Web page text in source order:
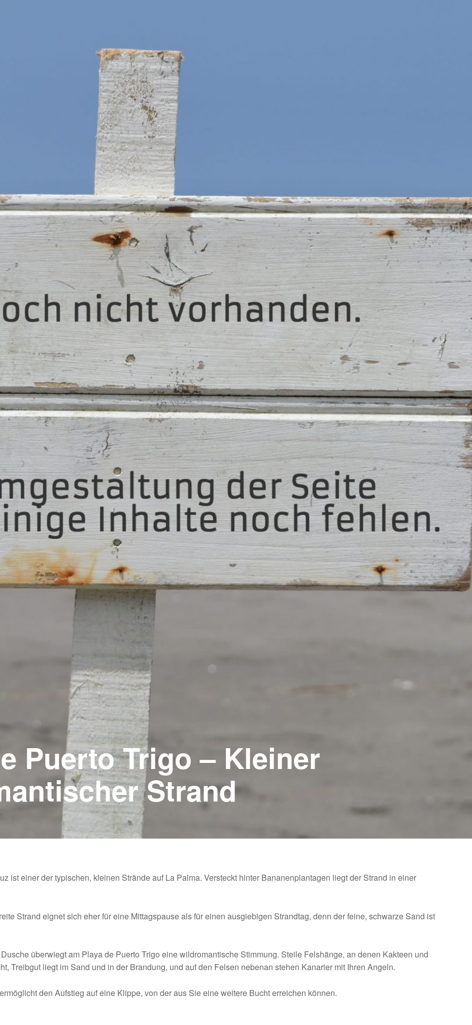
Puerto Trigo – Kleiner
Strand
ist einer der typischen, kleinen Strände auf La Palma. Versteckt hinter Bananenplantagen liegt der Strand in einer
Strand eignet sich eher für eine Mittagspause als für einen ausgiebigen Strandtag, denn der feine, schwarze Sand ist
überwiegt am Playa de Puerto Trigo eine wildromantische Stimmung. Steile Felshänge, an denen Kakteen und
Treibgut liegt im Sand und in der Brandung, und auf den Felsen nebenan stehen Kanarier mit Ihren Angeln.
den Aufstieg auf eine Klippe, von der aus Sie eine weitere Bucht erreichen können.